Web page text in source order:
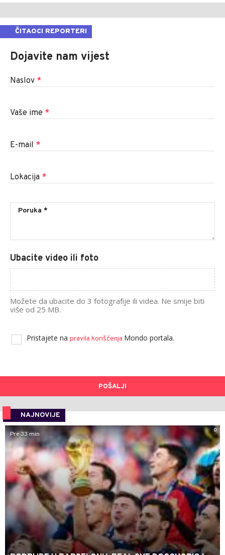
ČITAOCI REPORTERI
Dojavite nam vijest
Naslov *
Vaše ime *
E-mail *
Lokacija *
Ubacite video ili foto
Možete da ubacite do 3 fotografije ili videa. Ne smije biti
više od 25 MB.
Pristajete na pravila korišćenja Mondo portala.
POŠALJI
NAJNOVIJE
0
Pre 33 min